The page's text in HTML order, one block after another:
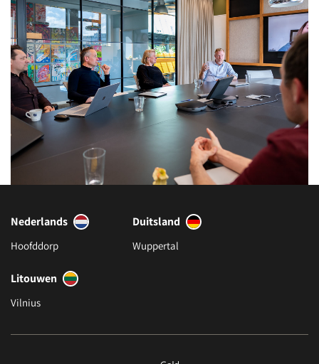
Nederlands
Hoofddorp
Duitsland
Wuppertal
Litouwen
Vilnius